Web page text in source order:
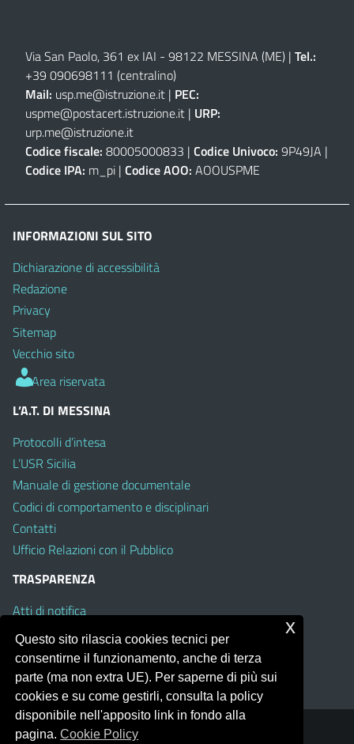
Via San Paolo, 361 ex IAI - 98122 MESSINA (ME) | Tel.:
+39 090698111 (centralino)
Mail: usp.me@istruzione.it | PEC:
uspme@postacert.istruzione.it | URP:
urp.me@istruzione.it
Codice fiscale: 80005000833 | Codice Univoco: 9P49JA |
Codice IPA: m_pi | Codice AOO: AOOUSPME
INFORMAZIONI SUL SITO
Dichiarazione di accessibilità
Redazione
Privacy
Sitemap
Vecchio sito
Area riservata
L’A.T. DI MESSINA
Protocolli d’intesa
L’USR Sicilia
Manuale di gestione documentale
Codici di comportamento e disciplinari
Contatti
Ufficio Relazioni con il Pubblico
TRASPARENZA
Atti di notifica
Albo on line
Amministrazione Trasparente
Obiettivi di Accessibilità
Portale realizzato con la piattaforma
Questo sito rilascia cookies tecnici per
consentirne il funzionamento, anche di terza
parte (ma non extra UE). Per saperne di più sui
cookies e su come gestirli, consulta la policy
disponibile nell'apposito link in fondo alla
pagina.Cookie Policy
x